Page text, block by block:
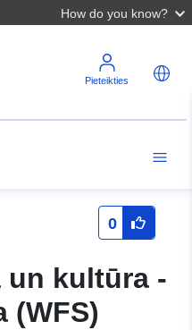
How do you know?
Pieteikties
0
un kultūra -
(WFS)